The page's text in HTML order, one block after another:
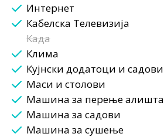
Интернет
Кабелска Телевизија
Када
Клима
Кујнски додатоци и садови
Маси и столови
Машина за перење алишта
Машина за садови
Машина за сушење